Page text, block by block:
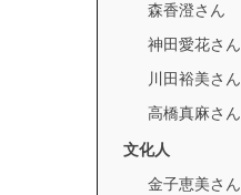
森香澄さん
神田愛花さん
川田裕美さん
高橋真麻さん
文化人
金子恵美さん